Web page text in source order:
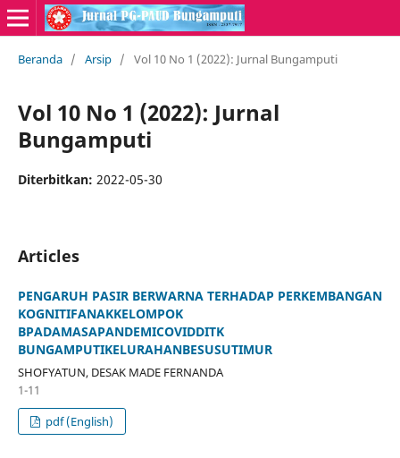
Beranda / Arsip / Vol 10 No 1 (2022): Jurnal Bungamputi
Vol 10 No 1 (2022): Jurnal
Bungamputi
Diterbitkan: 2022-05-30
Articles
PENGARUH PASIR BERWARNA TERHADAP PERKEMBANGAN
KOGNITIFANAKKELOMPOK
BPADAMASAPANDEMICOVIDDITK
BUNGAMPUTIKELURAHANBESUSUTIMUR
SHOFYATUN, DESAK MADE FERNANDA
1-11
pdf (English)